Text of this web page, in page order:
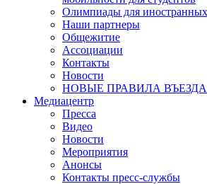
Олимпиады для
Наши партнеры
Общежитие
Ассоциации
Контакты
Новости
НОВЫЕ ПРАВИЛА
Медиацентр
Пресса
Видео
Новости
Мероприятия
Анонсы
Контакты пресс-службы